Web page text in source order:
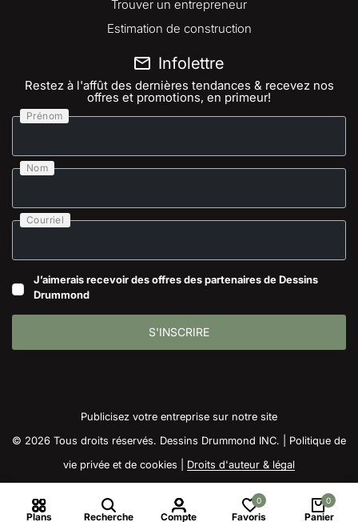
Trouver un entrepreneur
Estimation de construction
Infolettre
Restez à l'affût des dernières tendances & recevez nos
offres et promotions, en primeur!
Prénom
Nom
Courriel
J’aimerais recevoir des offres des partenaires de Dessins
Drummond
S'INSCRIRE
Publicisez votre entreprise sur notre site
© 2026 Tous droits réservés. Dessins Drummond INC. | Politique de
vie privée et de cookies
Droits d'auteur & légal
Plans Recherche Compte
0
Favoris
0
Panier